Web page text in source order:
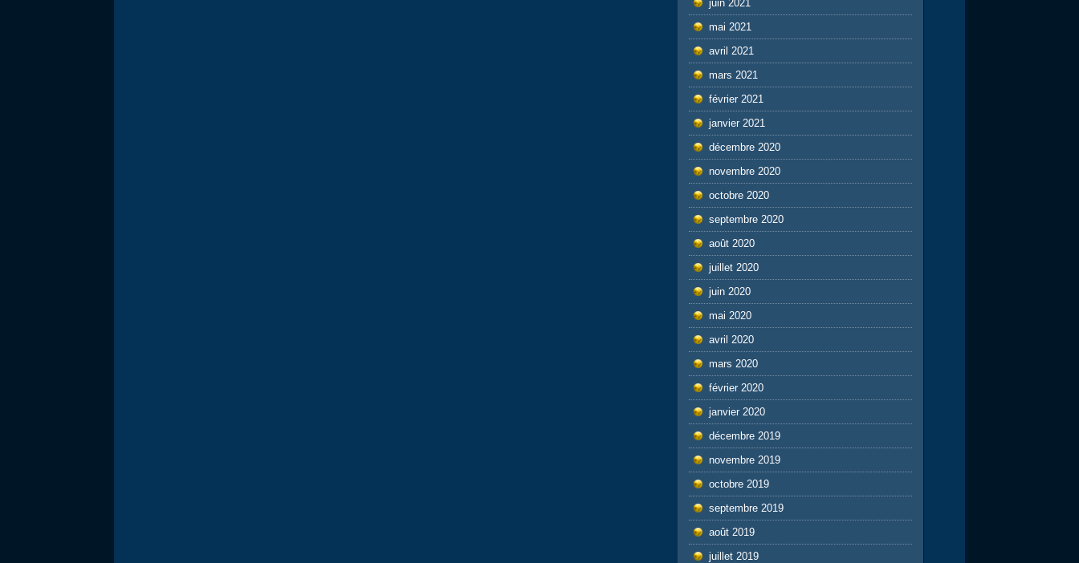
juin 2021
mai 2021
avril 2021
mars 2021
février 2021
janvier 2021
décembre 2020
novembre 2020
octobre 2020
septembre 2020
août 2020
juillet 2020
juin 2020
mai 2020
avril 2020
mars 2020
février 2020
janvier 2020
décembre 2019
novembre 2019
octobre 2019
septembre 2019
août 2019
juillet 2019